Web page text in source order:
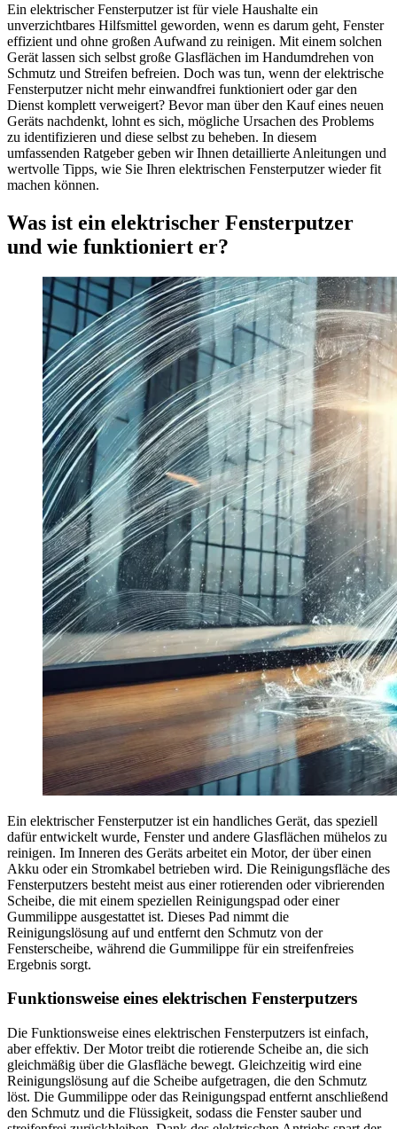
Ein elektrischer Fensterputzer ist für viele Haushalte ein
unverzichtbares Hilfsmittel geworden, wenn es darum geht, Fenster
effizient und ohne großen Aufwand zu reinigen. Mit einem solchen
Gerät lassen sich selbst große Glasflächen im Handumdrehen von
Schmutz und Streifen befreien. Doch was tun, wenn der elektrische
Fensterputzer nicht mehr einwandfrei funktioniert oder gar den
Dienst komplett verweigert? Bevor man über den Kauf eines neuen
Geräts nachdenkt, lohnt es sich, mögliche Ursachen des Problems
zu identifizieren und diese selbst zu beheben. In diesem
umfassenden Ratgeber geben wir Ihnen detaillierte Anleitungen und
wertvolle Tipps, wie Sie Ihren elektrischen Fensterputzer wieder fit
machen können.
Was ist ein elektrischer Fensterputzer
und wie funktioniert er?
Ein elektrischer Fensterputzer ist ein handliches Gerät, das speziell
dafür entwickelt wurde, Fenster und andere Glasflächen mühelos zu
reinigen. Im Inneren des Geräts arbeitet ein Motor, der über einen
Akku oder ein Stromkabel betrieben wird. Die Reinigungsfläche des
Fensterputzers besteht meist aus einer rotierenden oder vibrierenden
Scheibe, die mit einem speziellen Reinigungspad oder einer
Gummilippe ausgestattet ist. Dieses Pad nimmt die
Reinigungslösung auf und entfernt den Schmutz von der
Fensterscheibe, während die Gummilippe für ein streifenfreies
Ergebnis sorgt.
Funktionsweise eines elektrischen Fensterputzers
Die Funktionsweise eines elektrischen Fensterputzers ist einfach,
aber effektiv. Der Motor treibt die rotierende Scheibe an, die sich
gleichmäßig über die Glasfläche bewegt. Gleichzeitig wird eine
Reinigungslösung auf die Scheibe aufgetragen, die den Schmutz
löst. Die Gummilippe oder das Reinigungspad entfernt anschließend
den Schmutz und die Flüssigkeit, sodass die Fenster sauber und